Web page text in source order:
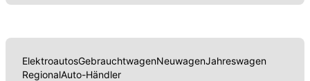
ElektroautosGebrauchtwagenNeuwagenJahreswagen
RegionalAuto-Händler